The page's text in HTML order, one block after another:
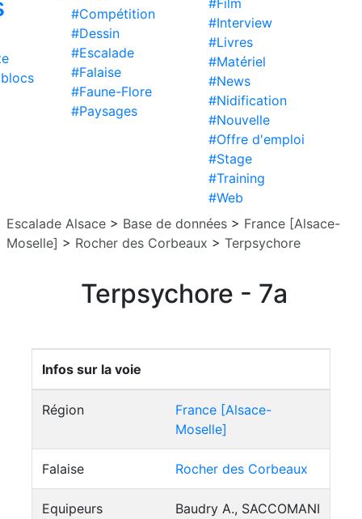
#Compétition
#Dessin
#Escalade
#Falaise
#Faune-Flore
#Paysages
#Film
#Interview
#Livres
#Matériel
#News
#Nidification
#Nouvelle
#Offre d'emploi
#Stage
#Training
#Web
Escalade Alsace > Base de données > France [Alsace-
Moselle] > Rocher des Corbeaux > Terpsychore
Terpsychore - 7a
Infos sur la voie
Région
France [Alsace-
Moselle]
Falaise Rocher des Corbeaux
Equipeurs
Baudry A., SACCOMANI